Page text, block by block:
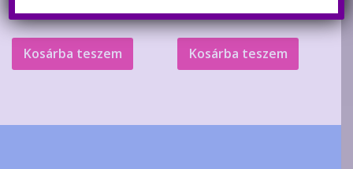
440Ft
Kosárba teszem
2.390Ft
price
was:
2.390Ft.
1.890Ft
price
is:
1.890Ft.
Kosárba teszem